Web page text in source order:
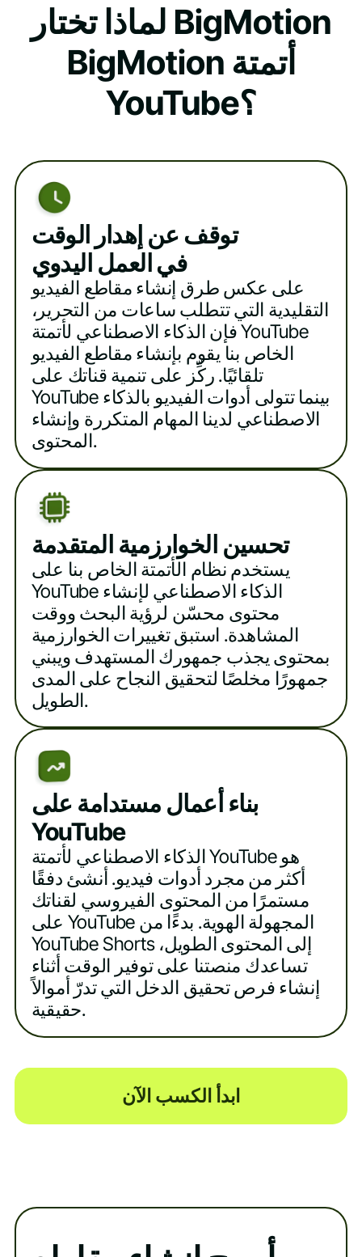
لماذا تختار BigMotion
BigMotion أتمتة
YouTube؟
توقف عن إهدار الوقت
في العمل اليدوي
على عكس طرق إنشاء مقاطع الفيديو
التقليدية التي تتطلب ساعات من التحرير،
فإن الذكاء الاصطناعي لأتمتة YouTube
الخاص بنا يقوم بإنشاء مقاطع الفيديو
تلقائيًا. ركِّز على تنمية قناتك على
YouTube بينما تتولى أدوات الفيديو بالذكاء
الاصطناعي لدينا المهام المتكررة وإنشاء
المحتوى.
تحسين الخوارزمية المتقدمة
يستخدم نظام الأتمتة الخاص بنا على
YouTube الذكاء الاصطناعي لإنشاء
محتوى محسّن لرؤية البحث ووقت
المشاهدة. استبق تغييرات الخوارزمية
بمحتوى يجذب جمهورك المستهدف ويبني
جمهورًا مخلصًا لتحقيق النجاح على المدى
الطويل.
بناء أعمال مستدامة على
YouTube
الذكاء الاصطناعي لأتمتة YouTube هو
أكثر من مجرد أدوات فيديو. أنشئ دفقًا
مستمرًا من المحتوى الفيروسي لقناتك
على YouTube المجهولة الهوية. بدءًا من
YouTube Shorts إلى المحتوى الطويل،
تساعدك منصتنا على توفير الوقت أثناء
إنشاء فرص تحقيق الدخل التي تدرّ أموالاً
حقيقية.
ابدأ الكسب الآن